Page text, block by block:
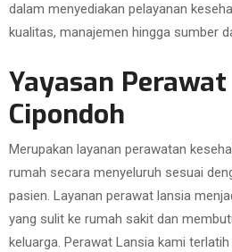
dalam menyediakan pelayanan
kualitas, manajemen hingga sumber
Yayasan
Cipondoh
Merupakan layanan perawatan
rumah secara menyeluruh sesuai
pasien. Layanan perawat lansia
yang sulit ke rumah sakit dan
keluarga. Perawat Lansia kami